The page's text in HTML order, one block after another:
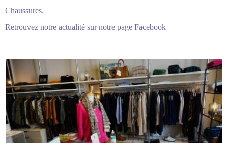
Chaussures.
Retrouvez notre actualité sur notre page Facebook